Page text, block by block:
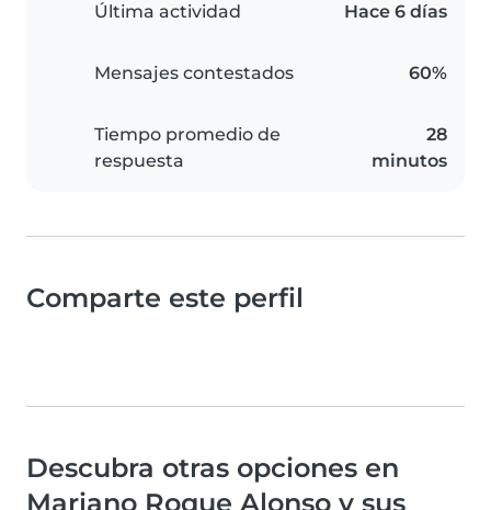
Última actividad Hace 6 días
Mensajes contestados 60%
Tiempo promedio de
respuesta
28
minutos
Comparte este perfil
Descubra otras opciones en
Mariano Roque Alonso y sus